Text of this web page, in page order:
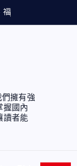
福
們擁有強
握國內
讀者能